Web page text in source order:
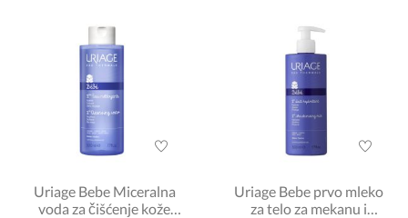
Uriage Bebe Miceralna
voda za čišćenje kože
Uriage Bebe prvo mleko
za telo za mekanu i